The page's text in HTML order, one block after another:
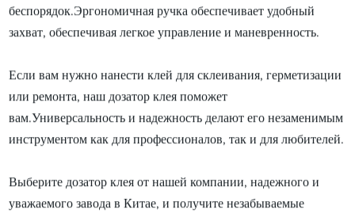
беспорядок.Эргономичная ручка обеспечивает удобный
захват, обеспечивая легкое управление и маневренность.
Если вам нужно нанести клей для склеивания, герметизации
или ремонта, наш дозатор клея поможет
вам.Универсальность и надежность делают его незаменимым
инструментом как для профессионалов, так и для любителей.
Выберите дозатор клея от нашей компании, надежного и
уважаемого завода в Китае, и получите незабываемые